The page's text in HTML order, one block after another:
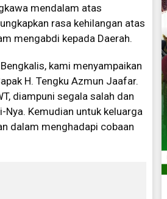
mendalam atas
rasa kehilangan atas
mengabdi kepada Daerah.
kami menyampaikan
H. Tengku Azmun Jaafar.
diampuni segala salah dan
Kemudian untuk keluarga
dalam menghadapi cobaan